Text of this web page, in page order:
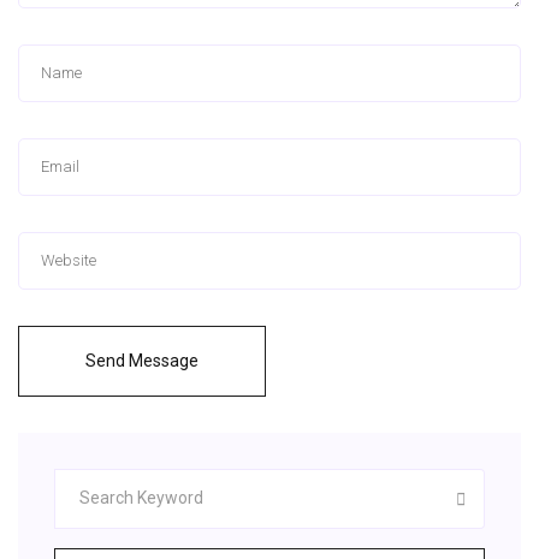
Send Message